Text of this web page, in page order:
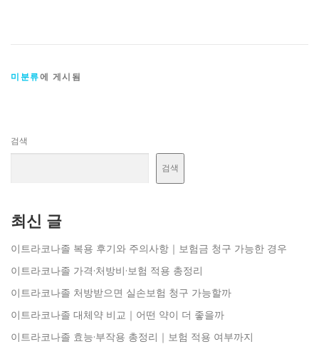
미분류에 게시됨
검색
검색
최신 글
이트라코나졸 복용 후기와 주의사항｜보험금 청구 가능한 경우
이트라코나졸 가격·처방비·보험 적용 총정리
이트라코나졸 처방받으면 실손보험 청구 가능할까
이트라코나졸 대체약 비교｜어떤 약이 더 좋을까
이트라코나졸 효능·부작용 총정리｜보험 적용 여부까지